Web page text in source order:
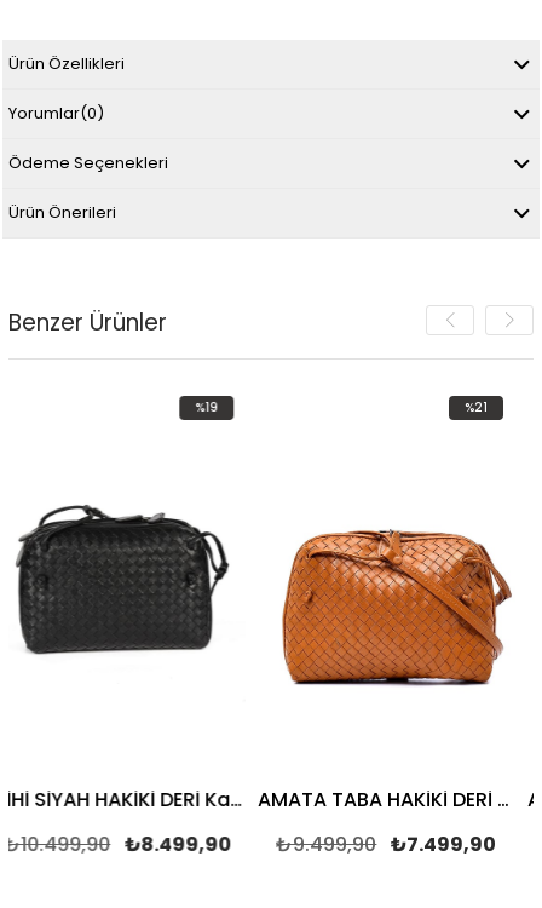
Ürün Özellikleri
Yorumlar(0)
Ödeme Seçenekleri
Ürün Önerileri
Benzer Ürünler
MİHİ SİYAH HAKİKİ DERİ Kadın ÇANTA
₺8.499,90
AMATA TABA HAKİKİ DERİ Kadın ÇANTA
₺7.499,90
₺9.499,90